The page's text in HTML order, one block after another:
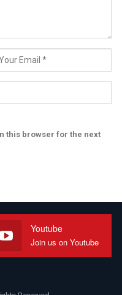
this browser for the next
Youtube
Join us on Youtube